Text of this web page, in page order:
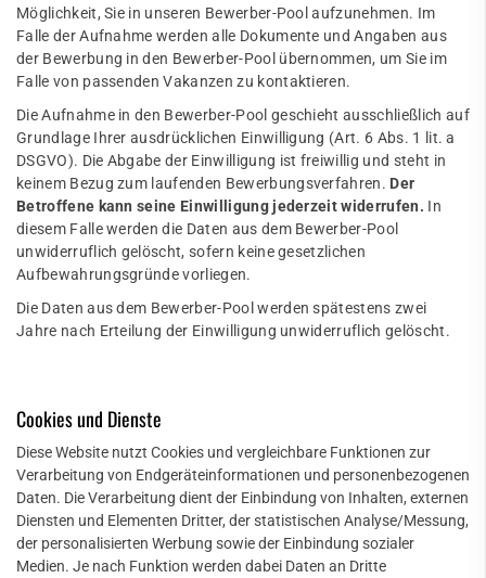
Möglichkeit, Sie in unseren Bewerber-Pool aufzunehmen. Im
Falle der Aufnahme werden alle Dokumente und Angaben aus
der Bewerbung in den Bewerber-Pool übernommen, um Sie im
Falle von passenden Vakanzen zu kontaktieren.
Die Aufnahme in den Bewerber-Pool geschieht ausschließlich auf
Grundlage Ihrer ausdrücklichen Einwilligung (Art. 6 Abs. 1 lit. a
DSGVO). Die Abgabe der Einwilligung ist freiwillig und steht in
keinem Bezug zum laufenden Bewerbungsverfahren. Der
Betroffene kann seine Einwilligung jederzeit widerrufen. In
diesem Falle werden die Daten aus dem Bewerber-Pool
unwiderruflich gelöscht, sofern keine gesetzlichen
Aufbewahrungsgründe vorliegen.
Die Daten aus dem Bewerber-Pool werden spätestens zwei
Jahre nach Erteilung der Einwilligung unwiderruflich gelöscht.
Cookies und Dienste
Diese Website nutzt Cookies und vergleichbare Funktionen zur
Verarbeitung von Endgeräteinformationen und personenbezogenen
Daten. Die Verarbeitung dient der Einbindung von Inhalten, externen
Diensten und Elementen Dritter, der statistischen Analyse/Messung,
der personalisierten Werbung sowie der Einbindung sozialer
Medien. Je nach Funktion werden dabei Daten an Dritte